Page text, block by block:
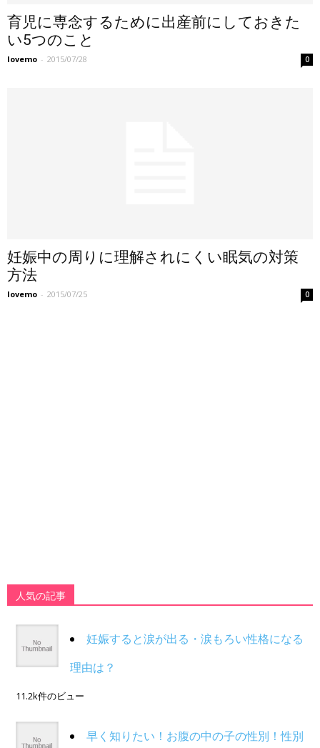
育児に専念するために出産前にしておきた
い5つのこと
lovemo - 2015/07/28 0
妊娠中の周りに理解されにくい眠気の対策
方法
lovemo - 2015/07/25 0
人気の記事
妊娠すると涙が出る・涙もろい性格になる
理由は？
11.2k件のビュー
早く知りたい！お腹の中の子の性別！性別